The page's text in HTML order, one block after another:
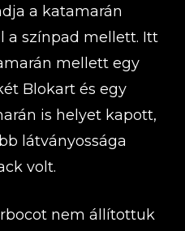
a katamarán
a színpad mellett. Itt
mellett egy
Blokart és egy
is helyet kapott,
látványossága
volt.
nem állítottuk